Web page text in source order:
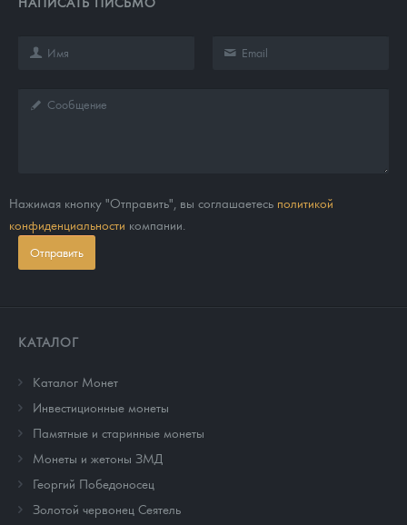
Нажимая кнопку "Отправить", вы соглашаетесь политикой
конфиденциальности компании.
Отправить
КАТАЛОГ
Каталог Монет
Инвестиционные монеты
Памятные и старинные монеты
Монеты и жетоны ЗМД
Георгий Победоносец
Золотой червонец Сеятель